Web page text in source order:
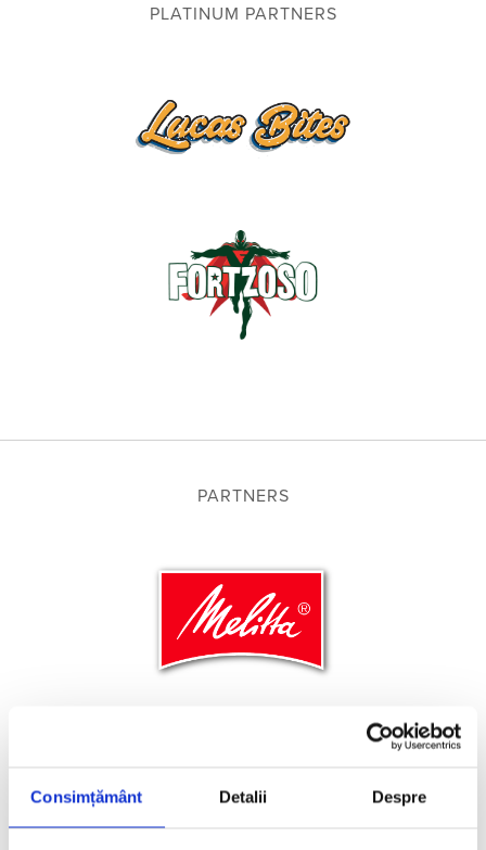
Consimțământ Detalii Despre
PLATINUM PARTNERS
PARTNERS